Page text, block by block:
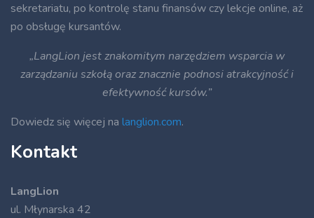
sekretariatu, po kontrolę stanu finansów czy lekcje online, aż
po obsługę kursantów.
„LangLion jest znakomitym narzędziem wsparcia w
zarządzaniu szkołą oraz znacznie podnosi atrakcyjność i
efektywność kursów.”
Dowiedz się więcej na langlion.com.
Kontakt
LangLion
ul. Młynarska 42